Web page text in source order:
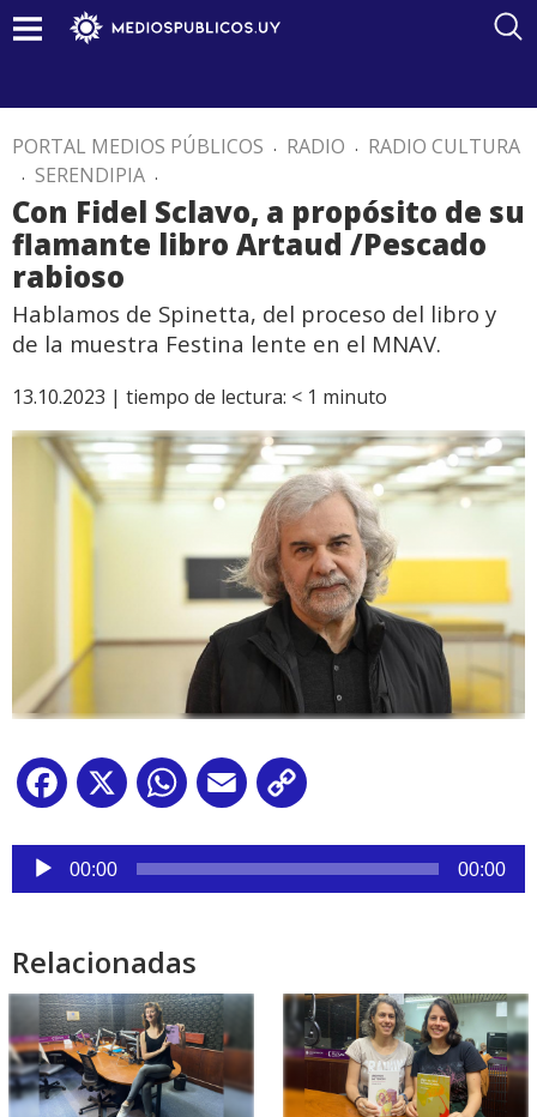
PORTAL MEDIOS PÚBLICOS . RADIO . RADIO CULTURA
. SERENDIPIA .
Con Fidel Sclavo, a propósito de su
flamante libro Artaud /Pescado
rabioso
Hablamos de Spinetta, del proceso del libro y
de la muestra Festina lente en el MNAV.
13.10.2023 | tiempo de lectura: < 1 minuto
Facebook
X WhatsApp
Email
Reproductor
audio
00:00 00:00
Relacionadas